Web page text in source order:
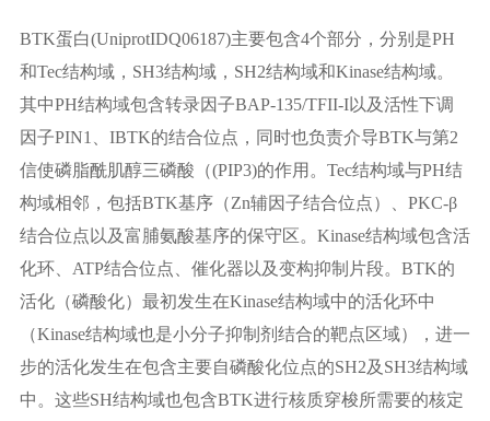
BTK蛋白(UniprotIDQ06187)主要包含4个部分，分别是PH
和Tec结构域，SH3结构域，SH2结构域和Kinase结构域。
其中PH结构域包含转录因子BAP-135/TFII-I以及活性下调
因子PIN1、IBTK的结合位点，同时也负责介导BTK与第2
信使磷脂酰肌醇三磷酸（(PIP3)的作用。Tec结构域与PH结
构域相邻，包括BTK基序（Zn辅因子结合位点）、PKC-β
结合位点以及富脯氨酸基序的保守区。Kinase结构域包含活
化环、ATP结合位点、催化器以及变构抑制片段。BTK的
活化（磷酸化）最初发生在Kinase结构域中的活化环中
（Kinase结构域也是小分子抑制剂结合的靶点区域），进一
步的活化发生在包含主要自磷酸化位点的SH2及SH3结构域
中。这些SH结构域也包含BTK进行核质穿梭所需要的核定